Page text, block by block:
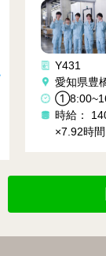
Y431
愛知県豊
時給：
×7.92時